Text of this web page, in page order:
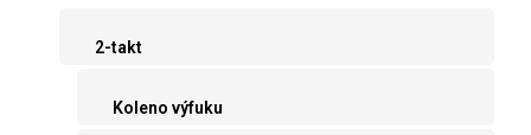
2-takt
Koleno výfuku